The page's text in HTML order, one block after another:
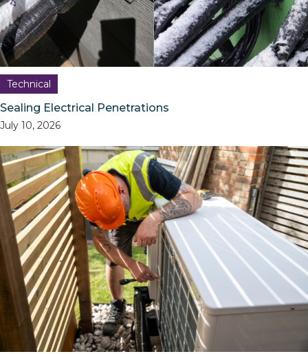
Technical
Sealing Electrical Penetrations
July 10, 2026